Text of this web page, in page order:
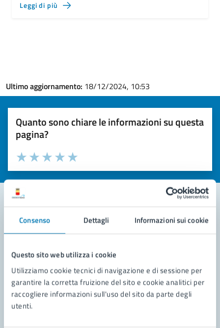
Consenso Dettagli Informazioni sui cookie
Questo sito web utilizza i cookie
Utilizziamo cookie tecnici di navigazione e di sessione per
garantire la corretta fruizione del sito e cookie analitici per
raccogliere informazioni sull'uso del sito da parte degli
utenti.
Leggi di più
Ultimo aggiornamento: 18/12/2024, 10:53
Quanto sono chiare le informazioni su questa
pagina?
Valuta la chiarezza delle informazioni (da 1 a 5 stelle)
Seleziona il numero di stelle per valutare la chiarezza delle
Valuta 5 stelle su 5
Valuta 4 stelle su 5
Valuta 3 stelle su 5
Valuta 2 stelle su 5
Valuta 1 stelle su 5
Contatta il comune
Richiedi assistenza
Prenota appuntamento
Problemi in città